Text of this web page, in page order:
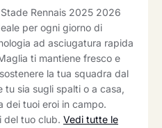
Rennais 2025 2026
per ogni giorno di
ad asciugatura rapida
ti mantiene fresco e
la tua squadra dal
tu sia sugli spalti o a casa,
dei tuoi eroi in campo.
del tuo club. Vedi tutte le